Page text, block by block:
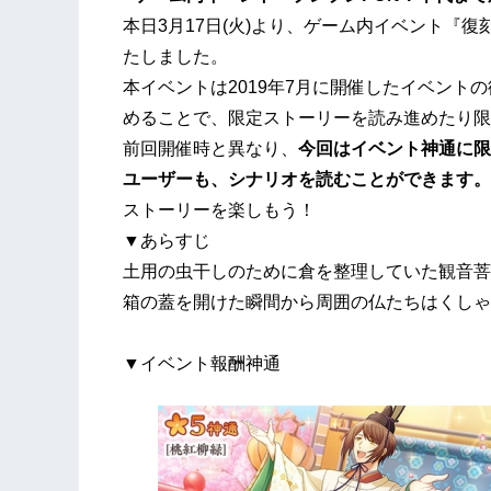
本日3月17日(火)より、ゲーム内イベント『
たしました。
本イベントは2019年7月に開催したイベント
めることで、限定ストーリーを読み進めたり
前回開催時と異なり、 今回はイベント神通に
ユーザーも、シナリオを読むことができます
ストーリーを楽しもう！
▼あらすじ
土用の虫干しのために倉を整理していた観音
箱の蓋を開けた瞬間から周囲の仏たちはくし
▼イベント報酬神通